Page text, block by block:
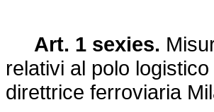
Art. 1 sexies.
relativi al polo
direttrice ferroviaria